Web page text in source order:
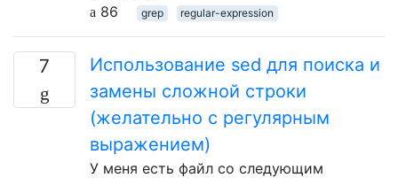
86
grep regular-expression
7
Использование sed для поиска и
замены сложной строки
(желательно с регулярным
выражением)
У меня есть файл со следующим